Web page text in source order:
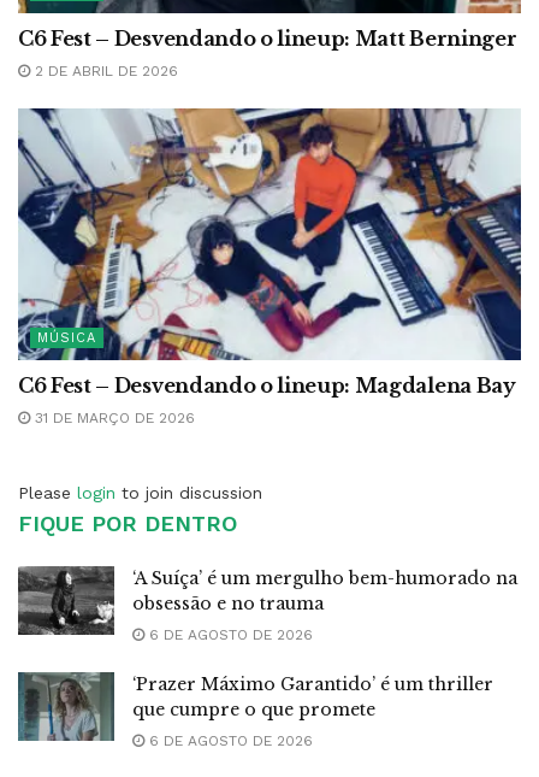
C6 Fest – Desvendando o lineup: Matt Berninger
2 DE ABRIL DE 2026
MÚSICA
C6 Fest – Desvendando o lineup: Magdalena Bay
31 DE MARÇO DE 2026
Please login to join discussion
FIQUE POR DENTRO
‘A Suíça’ é um mergulho bem-humorado na
obsessão e no trauma
6 DE AGOSTO DE 2026
‘Prazer Máximo Garantido’ é um thriller
que cumpre o que promete
6 DE AGOSTO DE 2026